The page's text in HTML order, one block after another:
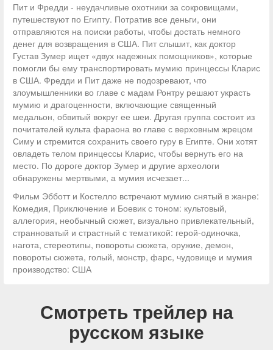
Пит и Фредди - неудачливые охотники за сокровищами,
путешествуют по Египту. Потратив все деньги, они
отправляются на поиски работы, чтобы достать немного
денег для возвращения в США. Пит слышит, как доктор
Густав Зумер ищет «двух надежных помощников», которые
помогли бы ему транспортировать мумию принцессы Кларис
в США. Фредди и Пит даже не подозревают, что
злоумышленники во главе с мадам Ронтру решают украсть
мумию и драгоценности, включающие священный
медальон, обвитый вокруг ее шеи. Другая группа состоит из
почитателей культа фараона во главе с верховным жрецом
Симу и стремится сохранить своего гуру в Египте. Они хотят
овладеть телом принцессы Кларис, чтобы вернуть его на
место. По дороге доктор Зумер и другие археологи
обнаружены мертвыми, а мумия исчезает...
Фильм Эбботт и Костелло встречают мумию снятый в жанре:
Комедия, Приключение и Боевик с тоном: культовый,
аллегория, необычный сюжет, визуально привлекательный,
странноватый и страстный с тематикой: герой-одиночка,
нагота, стереотипы, повороты сюжета, оружие, демон,
повороты сюжета, голый, монстр, фарс, чудовище и мумия
производство: США
Смотреть трейлер на
русском языке